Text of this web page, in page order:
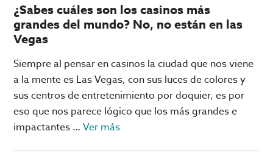
¿Sabes cuáles son los casinos más
grandes del mundo? No, no están en las
Vegas
Siempre al pensar en casinos la ciudad que nos viene
a la mente es Las Vegas, con sus luces de colores y
sus centros de entretenimiento por doquier, es por
eso que nos parece lógico que los más grandes e
impactantes …Ver másacerca